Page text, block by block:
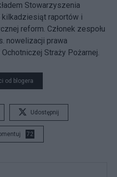
Stowarzyszenia
raportów i
reform. Członek zespołu
nowelizacji prawa
Straży Pożarnej.
od blogera
Udostępnij
72